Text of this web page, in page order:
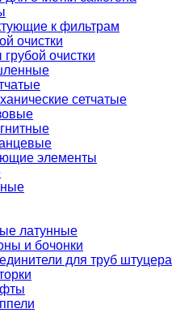
к фильтрам
очистки
очистки
сетчатые
элементы
латунные
и бочонки
для труб штуцера